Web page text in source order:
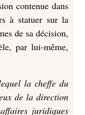
contenue dans
à statuer sur la
de sa décision,
par lui-même,
la cheffe du
de la direction
juridiques